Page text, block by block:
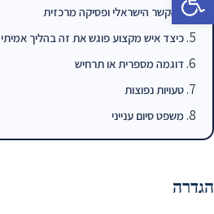
ההקשר הישראלי ופסיקה מרכזית
כיצד איש מקצוע פוגש את זה בהליך אמיתי
דוגמה מספרית או תרחיש
טעויות נפוצות
משפט סיום ענייני
הגדרה